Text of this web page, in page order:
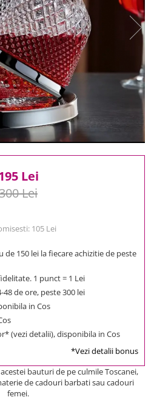
Lei
Lei
105 Lei
de 150 lei la fiecare achizitie de peste
1 punct = 1 Lei
48 de ore, peste 300 lei
in Cos
(vezi detalii), disponibila in Cos
*Vezi detalii bonus
bauturi de pe culmile Toscanei,
de cadouri barbati sau cadouri
femei.